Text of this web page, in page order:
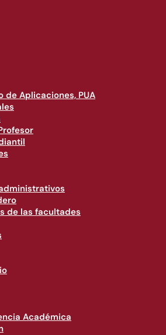
de Aplicaciones, PUA
de las facultades
Académica